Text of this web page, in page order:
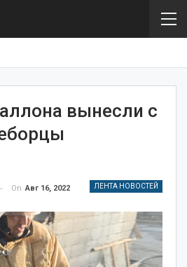
вынесли с
ЛЕНТА НОВОСТЕЙ
On Авг 16, 2022